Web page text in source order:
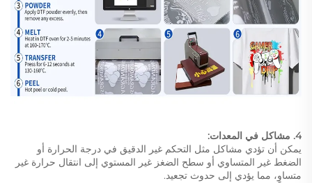
4. مشاكل في المعدات:
يمكن أن تؤدي مشاكل مثل التحكم غير الدقيق في درجة الحرارة أو
الضغط غير المتساوي أو سطح الضغز غير المستوي إلى انتقال حرارة غير
متساوٍ، مما يؤدي إلى حدوث تجعيد.